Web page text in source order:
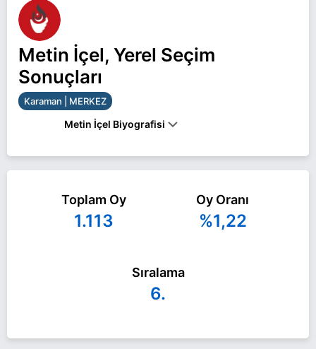
Metin İçel, Yerel Seçim
Sonuçları
Karaman | MERKEZ
Metin İçel Biyografisi
adayı olarak Zafer Partisi ile 31 Mart 2024 yerel
seçimlerinde yarışıyor. Metin İçel ile ilgili daha fazla
bilgi içinMetin İçel Haberleri
sayfamızı ziyaret
Toplam Oy
1.113
Oy Oranı
%1,22
Sıralama
6.